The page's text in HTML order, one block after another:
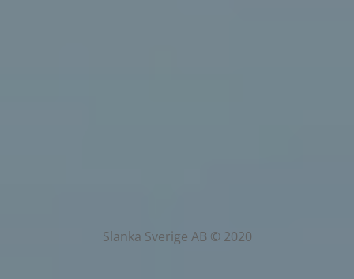
Slanka Sverige AB © 2020